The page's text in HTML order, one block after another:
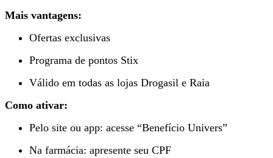
Mais vantagens:
Ofertas exclusivas
Programa de pontos Stix
Válido em todas as lojas Drogasil e Raia
Como ativar:
Pelo site ou app: acesse “Benefício Univers”
Na farmácia: apresente seu CPF